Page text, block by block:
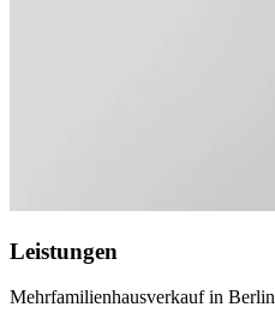
Leistungen
Mehrfamilienhausverkauf in Berlin